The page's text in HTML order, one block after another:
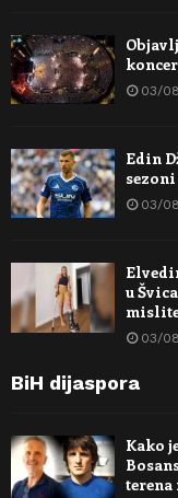
03/
Edin
03/
u
03/
BiH dijaspora
Kako